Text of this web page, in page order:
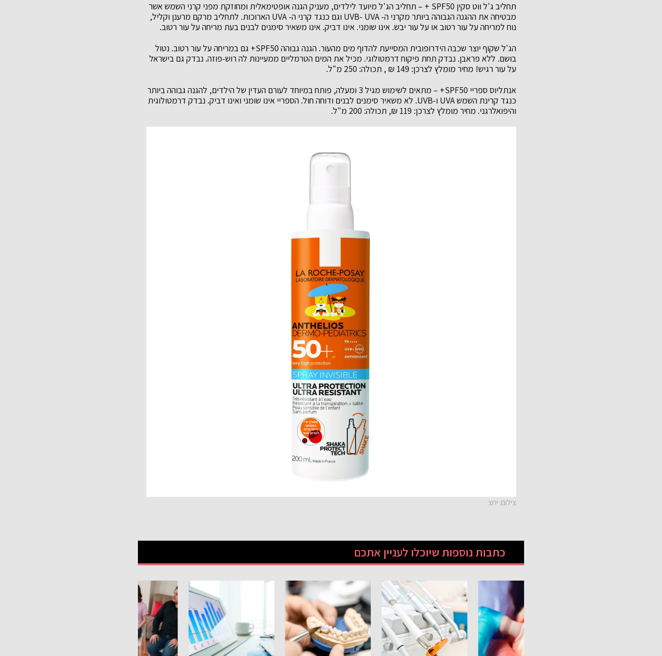
תחליב ג'ל ווט סקין SPF50 + – תחליב הג'ל מיועד לילדים, מעניק הגנה אופטימאלית ומחוזקת מפני קרני השמש אשר
מבטיחה את ההגנה הגבוהה ביותר מקרני ה- UVB- UVA וגם כנגד קרני ה- UVA הארוכות. לתחליב מרקם מרענן וקליל,
נוח למריחה על עור רטוב או על עור יבש. אינו שומני. אינו דביק. אינו משאיר סימנים לבנים בעת מריחה על עור רטוב.
הג'ל שקוף יוצר שכבה הידרופובית המסייעת להדוף מים מהעור. הגנה גבוהה SPF50+ גם במריחה על עור רטוב. נטול
בושם. ללא פראבן. נבדק תחת פיקוח דרמטולוגי. מכיל את המים הטרמליים ממעיינות לה רוש-פוזה. נבדק גם בישראל
על עור רגיש! מחיר מומלץ לצרכן: 149 ₪ , תכולה: 250 מ"ל.
אנתליוס ספריי SPF50+ – מתאים לשימוש מגיל 3 ומעלה, פותח במיוחד לעורם העדין של הילדים, להגנה גבוהה ביותר
כנגד קרינת השמש UVA ו-UVB. לא משאיר סימנים לבנים ודוחה חול. הספריי אינו שומני ואינו דביק. נבדק דרמטולוגית
והיפואלרגני. מחיר מומלץ לצרכן: 119 ₪, תכולה: 200 מ"ל.
צילום: יחצ
כתבות נוספות שיוכלו לעניין אתכם